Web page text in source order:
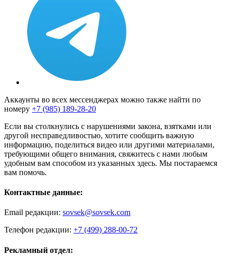
Аккаунты во всех мессенджерах можно также найти по
номеру +7 (985) 189-28-20
Если вы столкнулись с нарушениями закона, взятками или
другой несправедливостью, хотите сообщить важную
информацию, поделиться видео или другими материалами,
требующими общего внимания, свяжитесь с нами любым
удобным вам способом из указанных здесь. Мы постараемся
вам помочь.
Контактные данные:
Email редакции: sovsek@sovsek.com
Телефон редакции: +7 (499) 288-00-72
Рекламный отдел: